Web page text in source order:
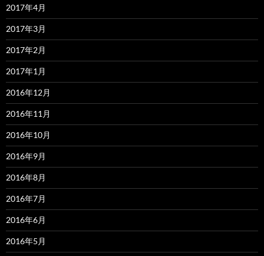
2017年4月
2017年3月
2017年2月
2017年1月
2016年12月
2016年11月
2016年10月
2016年9月
2016年8月
2016年7月
2016年6月
2016年5月